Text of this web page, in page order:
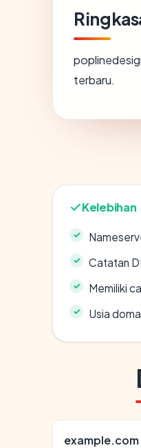
terbaru.
Kelebihan
Catatan
Memiliki
Usia
example.com